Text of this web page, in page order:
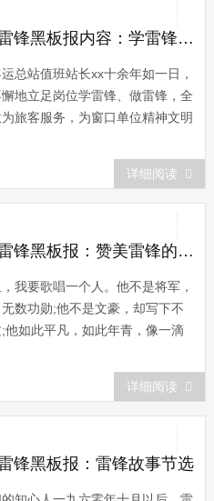
学雷锋日是几月几日_学雷锋黑板报内容：学雷锋个人事迹材料
总站值班站长xx十余年如一日，
地立足岗位学雷锋、做雷锋，全
旅客服务，为窗口单位精神文明
，每年都被评为总站及交通系统
生产者”、“服务标兵”;还相继被市
总工会、市妇联...
详细阅读
[学雷锋日是几月几日]学雷锋黑板报：赞美雷锋的诗歌
我要歌唱一个人。他不是将军，
数功勋;他不是文豪，却写下不
他如此平凡，如此年青，像一滴
什么，六亿人民的心里，都念着这
二岁士兵的姓名?他呵，是一滴
够反映了整个太阳的光辉!他
刚展翅的鸟，却能够一心向着党
详细阅读
锋黑板报：雷锋故事节选